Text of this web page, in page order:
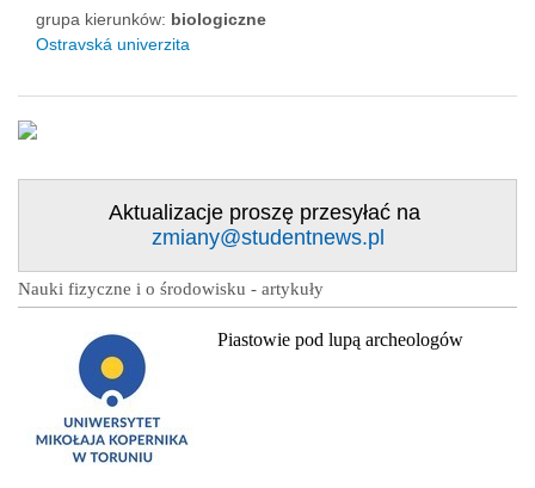
grupa kierunków: biologiczne
Ostravská univerzita
Aktualizacje proszę przesyłać na
zmiany@studentnews.pl
Nauki fizyczne i o środowisku - artykuły
Piastowie pod lupą archeologów